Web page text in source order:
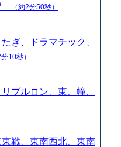
（約2分50秒）
ぎ、ドラマチック、
分10秒）
プルロン、東、幢、
戦、東南西北、東南